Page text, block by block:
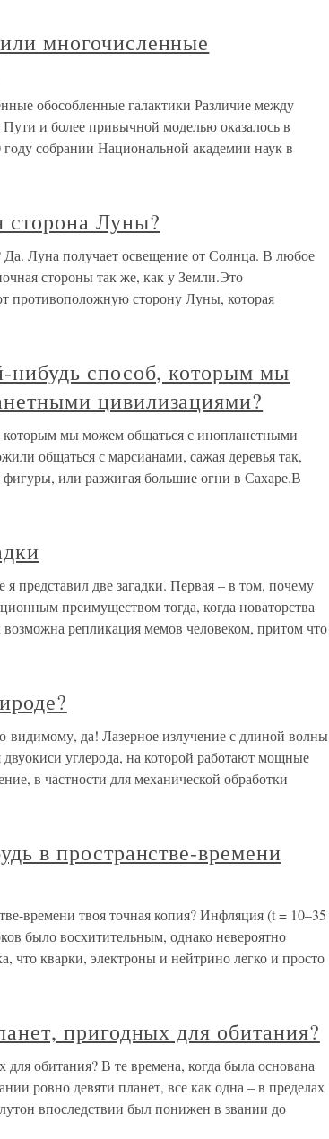
многочисленные
обособленные галактики Различие между
и более привычной моделью оказалось в
собрании Национальной академии наук в
сторона Луны?
Луна получает освещение от Солнца. В любое
стороны так же, как у Земли.Это
противоположную сторону Луны, которая
нибудь способ, которым мы
цивилизациями?
которым мы можем общаться с инопланетными
общаться с марсианами, сажая деревья так,
или разжигая большие огни в Сахаре.В
я представил две загадки. Первая – в том, почему
преимуществом тогда, когда новаторства
репликация мемов человеком, притом что
видимому, да! Лазерное излучение с длиной волны
углерода, на которой работают мощные
в частности для механической обработки
в пространстве-времени
времени твоя точная копия? Инфляция (t = 10–35
было восхитительным, однако невероятно
что кварки, электроны и нейтрино легко и просто
пригодных для обитания?
обитания? В те времена, когда была основана
ровно девяти планет, все как одна – в пределах
впоследствии был понижен в звании до